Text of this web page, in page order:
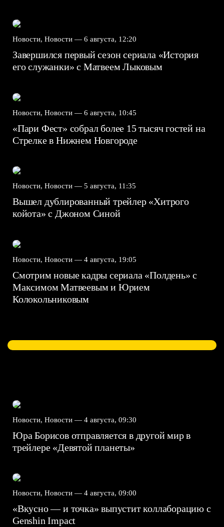
Новости, Новости — 6 августа, 12:20
Завершился первый сезон сериала «История
его служанки» с Матвеем Лыковым
Новости, Новости — 6 августа, 10:45
«Пари Фест» собрал более 15 тысяч гостей на
Стрелке в Нижнем Новгороде
Новости, Новости — 5 августа, 11:35
Вышел дублированный трейлер «Хитрого
койота» с Джоном Синой
Новости, Новости — 4 августа, 19:05
Смотрим новые кадры сериала «Полдень» с
Максимом Матвеевым и Юрием
Колокольниковым
Новости, Новости — 4 августа, 09:30
Юра Борисов отправляется в другой мир в
трейлере «Девятой планеты»
Новости, Новости — 4 августа, 09:00
«Вкусно — и точка» выпустит коллаборацию с
Genshin Impact⁠⁠